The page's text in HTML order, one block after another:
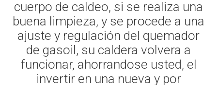
cuerpo de caldeo, si se realiza una
buena limpieza, y se procede a una
ajuste y regulación del quemador
de gasoil, su caldera volvera a
funcionar, ahorrandose usted, el
invertir en una nueva y por